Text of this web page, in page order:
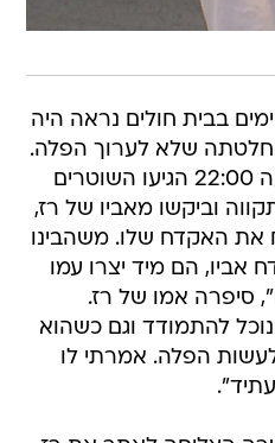
בבית חולים נראה היה
שלא לערוך הפלה.
אך אתמול, בסביבות השעה 22:00 הגיעו השוטרים
וביקשו מאביו של רז,
את האקדח שלו. משהבינו
אביו, הם מיד יצרו עמו
סיפרה אמו של רז.
להתמודד וגם כשהוא
הפלה. אמרתי לו